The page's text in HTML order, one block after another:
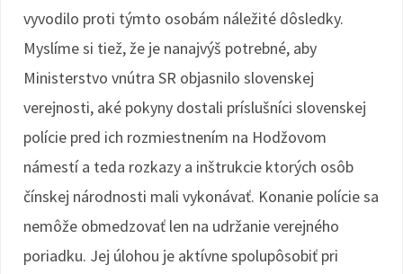
vyvodilo proti týmto osobám náležité dôsledky.
Myslíme si tiež, že je nanajvýš potrebné, aby
Ministerstvo vnútra SR objasnilo slovenskej
verejnosti, aké pokyny dostali príslušníci slovenskej
polície pred ich rozmiestnením na Hodžovom
námestí a teda rozkazy a inštrukcie ktorých osôb
čínskej národnosti mali vykonávať. Konanie polície sa
nemôže obmedzovať len na udržanie verejného
poriadku. Jej úlohou je aktívne spolupôsobiť pri